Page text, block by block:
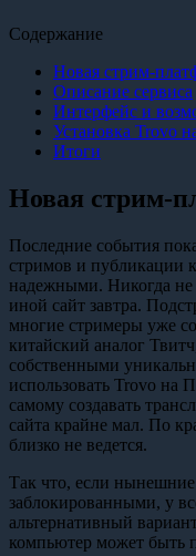
Содержание
Новая стрим-
Описание сервиса
Интерфейс и
Установка Trovo
Итоги
Новая стрим-
Последние события
стримов и публикации
надежными. Никогда не
иной сайт завтра.
многие стримеры уже
китайский аналог
собственными
использовать Trovo на
самому создавать
сайта крайне мал. По
близко не ведется.
Так что, если
заблокированными, у
альтернативный
компьютер может быть